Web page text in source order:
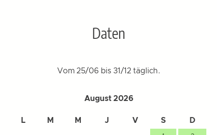
Daten
Vom 25/06 bis 31/12 täglich.
August 2026
L M M J V S D